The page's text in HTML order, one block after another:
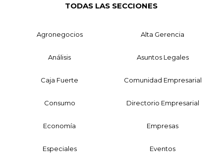
TODAS LAS SECCIONES
Agronegocios Alta Gerencia
Análisis Asuntos Legales
Caja Fuerte Comunidad Empresarial
Consumo Directorio Empresarial
Economía Empresas
Especiales Eventos